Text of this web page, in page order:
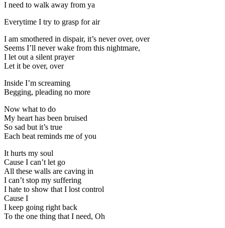
I need to walk away from ya
Everytime I try to grasp for air
I am smothered in dispair, it’s never over, over
Seems I’ll never wake from this nightmare,
I let out a silent prayer
Let it be over, over
Inside I’m screaming
Begging, pleading no more
Now what to do
My heart has been bruised
So sad but it’s true
Each beat reminds me of you
It hurts my soul
Cause I can’t let go
All these walls are caving in
I can’t stop my suffering
I hate to show that I lost control
Cause I
I keep going right back
To the one thing that I need, Oh